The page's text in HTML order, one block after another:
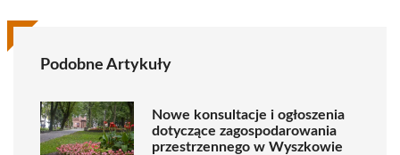
Podobne Artykuły
Nowe konsultacje i ogłoszenia
dotyczące zagospodarowania
przestrzennego w Wyszkowie